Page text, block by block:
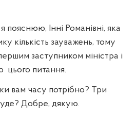
пояснюю, Інні Романівні, яка
кількість зауважень, тому
заступником міністра і
цього питання.
вам часу потрібно? Три
Добре, дякую.